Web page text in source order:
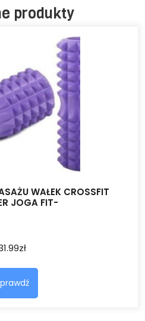
produkty
WAŁEK CROSSFIT
JOGA FIT-
zł